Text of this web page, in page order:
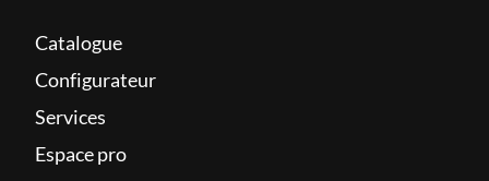
Catalogue
Configurateur
Services
Espace pro